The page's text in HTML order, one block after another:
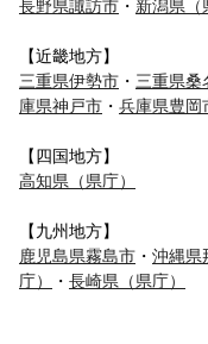
長野県諏訪市 ・ 新潟県（
【近畿地方】
三重県伊勢市 ・ 三重県桑
庫県神戸市 ・ 兵庫県豊岡
【四国地方】
高知県（県庁）
【九州地方】
鹿児島県霧島市 ・ 沖縄県
庁）
・ 長崎県（県庁）